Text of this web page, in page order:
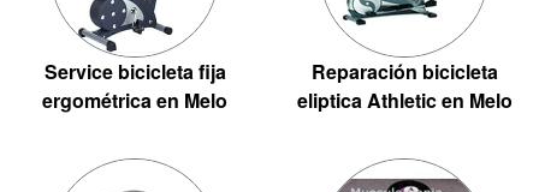
Service bicicleta fija
ergométrica en Melo
Reparación bicicleta
eliptica Athletic en Melo